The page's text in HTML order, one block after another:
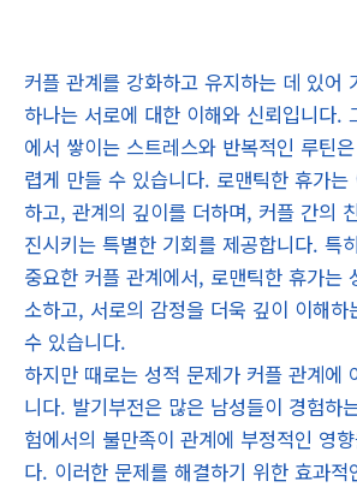
커플 관계를 강화하고 유지하는 데 있어
하나는 서로에 대한 이해와 신뢰입니다.
에서 쌓이는 스트레스와 반복적인 루틴
렵게 만들 수 있습니다. 로맨틱한 휴가
하고, 관계의 깊이를 더하며, 커플 간의
진시키는 특별한 기회를 제공합니다. 특
중요한 커플 관계에서, 로맨틱한 휴가는
소하고, 서로의 감정을 더욱 깊이 이해하
수 있습니다.
하지만 때로는 성적 문제가 커플 관계에
니다. 발기부전은 많은 남성들이 경험하
험에서의 불만족이 관계에 부정적인 영
다. 이러한 문제를 해결하기 위한 효과